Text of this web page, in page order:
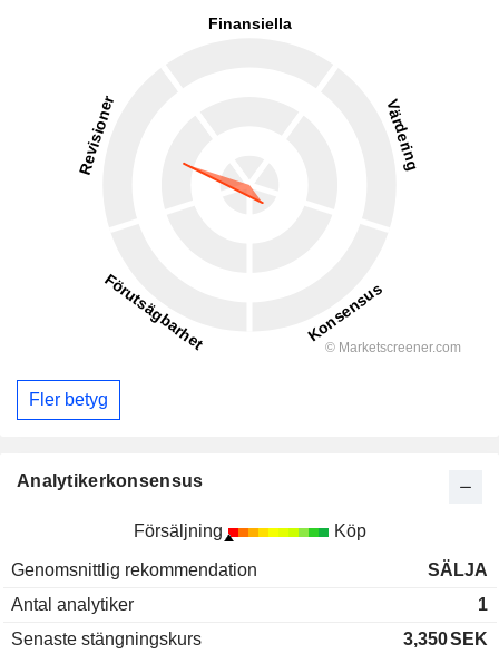
Fler betyg
Analytikerkonsensus
Försäljning Köp
Genomsnittlig rekommendation
SÄLJA
Antal analytiker
1
Senaste stängningskurs
3,350SEK